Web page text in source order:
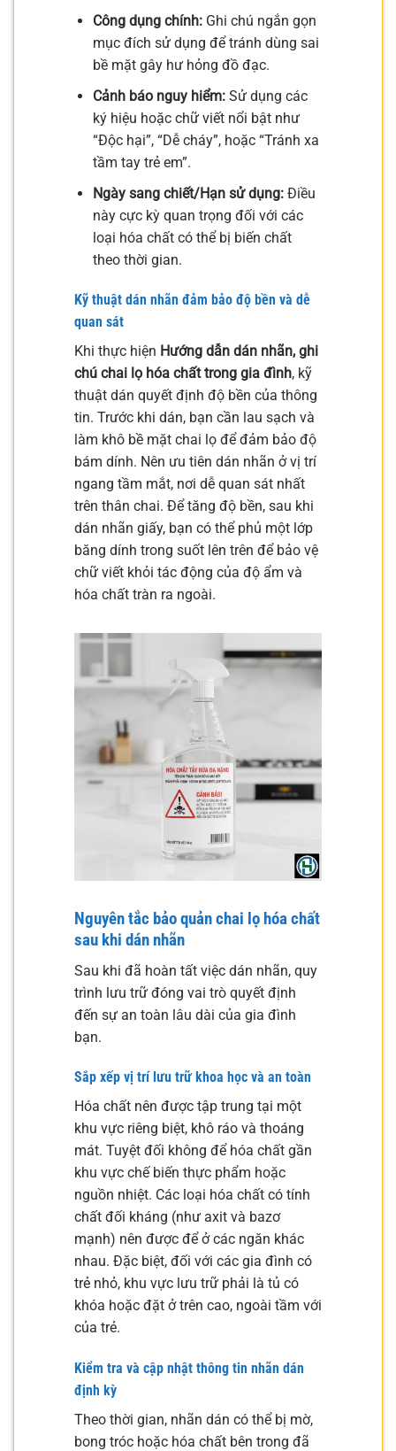
Công dụng chính:Ghi chú ngắn gọn
mục đích sử dụng để tránh dùng sai
bề mặt gây hư hỏng đồ đạc.
Cảnh báo nguy hiểm:Sử dụng các
ký hiệu hoặc chữ viết nổi bật như
“Độc hại”, “Dễ cháy”, hoặc “Tránh xa
tầm tay trẻ em”.
Ngày sang chiết/Hạn sử dụng:Điều
này cực kỳ quan trọng đối với các
loại hóa chất có thể bị biến chất
theo thời gian.
Kỹ thuật dán nhãn đảm bảo độ bền và dễ
quan sát
Khi thực hiện Hướng dẫn dán nhãn, ghi
chú chai lọ hóa chất trong gia đình, kỹ
thuật dán quyết định độ bền của thông
tin. Trước khi dán, bạn cần lau sạch và
làm khô bề mặt chai lọ để đảm bảo độ
bám dính. Nên ưu tiên dán nhãn ở vị trí
ngang tầm mắt, nơi dễ quan sát nhất
trên thân chai. Để tăng độ bền, sau khi
dán nhãn giấy, bạn có thể phủ một lớp
băng dính trong suốt lên trên để bảo vệ
chữ viết khỏi tác động của độ ẩm và
hóa chất tràn ra ngoài.
Nguyên tắc bảo quản chai lọ hóa chất
sau khi dán nhãn
Sau khi đã hoàn tất việc dán nhãn, quy
trình lưu trữ đóng vai trò quyết định
đến sự an toàn lâu dài của gia đình
bạn.
Sắp xếp vị trí lưu trữ khoa học và an toàn
Hóa chất nên được tập trung tại một
khu vực riêng biệt, khô ráo và thoáng
mát. Tuyệt đối không để hóa chất gần
khu vực chế biến thực phẩm hoặc
nguồn nhiệt. Các loại hóa chất có tính
chất đối kháng (như axit và bazơ
mạnh) nên được để ở các ngăn khác
nhau. Đặc biệt, đối với các gia đình có
trẻ nhỏ, khu vực lưu trữ phải là tủ có
khóa hoặc đặt ở trên cao, ngoài tầm với
của trẻ.
Kiểm tra và cập nhật thông tin nhãn dán
định kỳ
Theo thời gian, nhãn dán có thể bị mờ,
bong tróc hoặc hóa chất bên trong đã